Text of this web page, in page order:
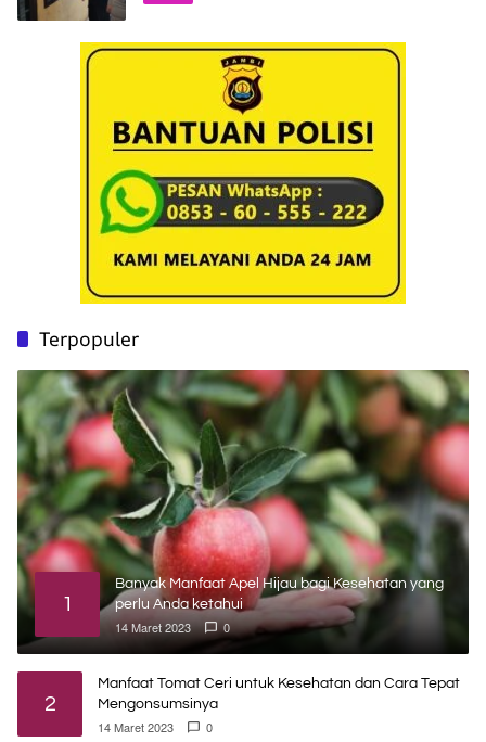
Terpopuler
1
Banyak Manfaat Apel Hijau bagi Kesehatan yang
perlu Anda ketahui
14 Maret 2023 0
2
Manfaat Tomat Ceri untuk Kesehatan dan Cara Tepat
Mengonsumsinya
14 Maret 2023 0